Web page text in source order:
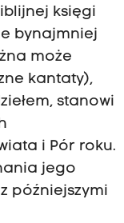
księgi
bynajmniej
może
kantaty),
stanowi
i Pór roku.
jego
późniejszymi